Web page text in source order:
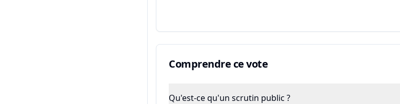
Comprendre ce vote
Qu'est-ce qu'un scrutin public ?